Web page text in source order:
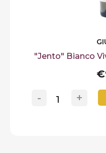
"Jento" Bianco
+
-